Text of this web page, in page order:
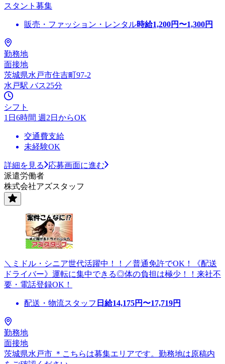
スタント募集
販売・ファッション・レンタル時給1,200円〜1,300円
勤務地
面接地
茨城県水戸市住吉町97-2
水戸駅 バス25分
シフト
1日6時間 週2日からOK
交通費支給
未経験OK
詳細を見る
応募画面に進む
派遣労働者
株式会社アズスタッフ
＼ミドル・シニア世代活躍中！！／普通免許でOK！《配送
ドライバー》運転に集中できる◎体の負担は極少！！来社不
要・電話登録OK！
配送・物流スタッフ 日給14,175円〜17,719円
勤務地
面接地
茨城県水戸市 ＊こちらは募集エリアです。勤務地は原稿内